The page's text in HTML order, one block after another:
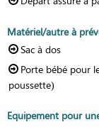
Matériel/autre à
Sac à dos
Porte bébé pour
poussette)
Equipement pour